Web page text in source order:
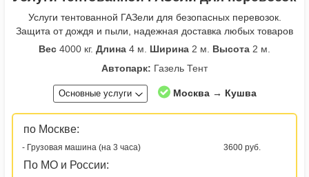
Услуги тентованной ГАЗели для безопасных перевозок.
Защита от дождя и пыли, надежная доставка любых товаров
Вес 4000 кг. Длина 4 м. Ширина 2 м. Высота 2 м.
Автопарк: Газель Тент
Основные услуги Москва → Кушва
по Москве:
- Грузовая машина (на 3 часа) 3600 руб.
По МО и России: